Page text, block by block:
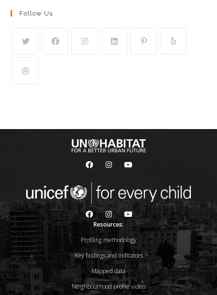
Follow Us
Resources:
Profiling methodology
Key findings and indicators
Mapped data
Neighbourhood profile video